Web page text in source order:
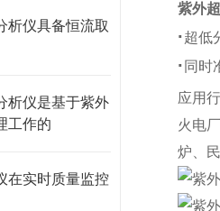
析仪具备恒流取
析仪是基于紫外
工作的
在实时质量监控
紫外
·超低
· 同时
应用
火电
炉、